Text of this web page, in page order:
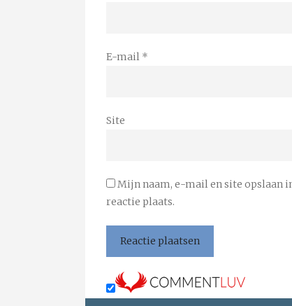
E-mail *
Site
Mijn naam, e-mail en site opslaan
reactie plaats.